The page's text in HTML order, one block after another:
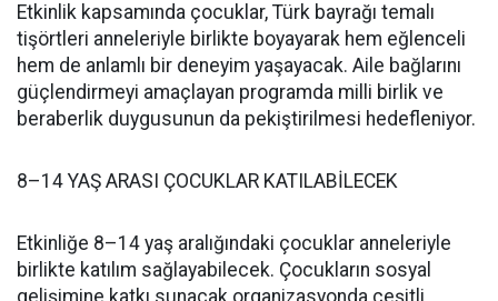
Etkinlik kapsamında çocuklar, Türk bayrağı temalı
tişörtleri anneleriyle birlikte boyayarak hem eğlenceli
hem de anlamlı bir deneyim yaşayacak. Aile bağlarını
güçlendirmeyi amaçlayan programda milli birlik ve
beraberlik duygusunun da pekiştirilmesi hedefleniyor.
8–14 YAŞ ARASI ÇOCUKLAR KATILABİLECEK
Etkinliğe 8–14 yaş aralığındaki çocuklar anneleriyle
birlikte katılım sağlayabilecek. Çocukların sosyal
gelişimine katkı sunacak organizasyonda çeşitli